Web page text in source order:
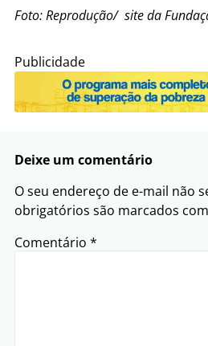
Foto: Reprodução/ site da
Publicidade
Deixe um comentário
O seu endereço de e-mail não
obrigatórios são marcados com
Comentário *